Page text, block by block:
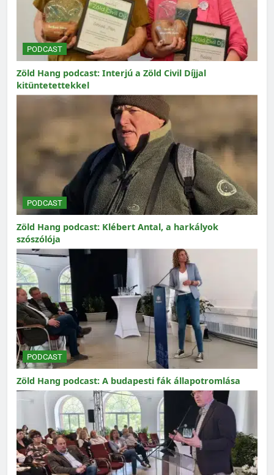
PODCAST
Zöld Hang podcast: Interjú a Zöld Civil Díjjal
kitüntetettekkel
PODCAST
Zöld Hang podcast: Klébert Antal, a harkályok
szószólója
PODCAST
Zöld Hang podcast: A budapesti fák állapotromlása